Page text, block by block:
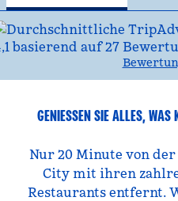
GENIESSEN SIE ALLES, WAS
Nur 20 Minute von
City mit ihren
Restaurants entfernt.